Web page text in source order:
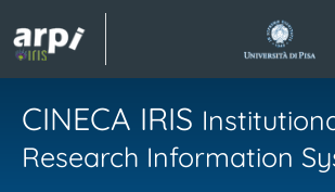
CINECA IRIS
Research Information